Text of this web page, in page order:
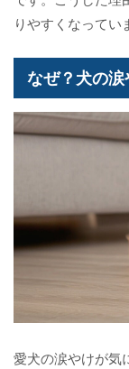
りやすくなってい
なぜ？犬の
愛犬の涙やけが気